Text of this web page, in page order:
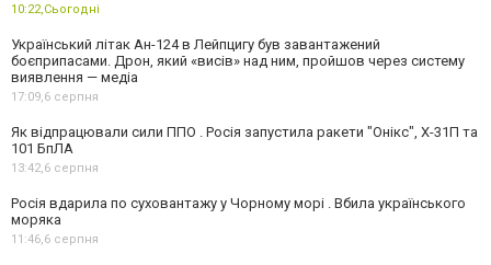
10:22,Сьогодні
Український літак Ан-124 в Лейпцигу був завантажений
боєприпасами. Дрон, який «висів» над ним, пройшов через систему
виявлення — медіа
17:09,6 серпня
Як відпрацювали сили ППО . Росія запустила ракети "Онікс", Х-31П та
101 БпЛА
13:42,6 серпня
Росія вдарила по суховантажу у Чорному морі . Вбила українського
моряка
11:46,6 серпня